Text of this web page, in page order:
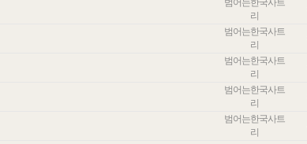
범어는한국사트
리
범어는한국사트
리
범어는한국사트
리
범어는한국사트
리
범어는한국사트
리